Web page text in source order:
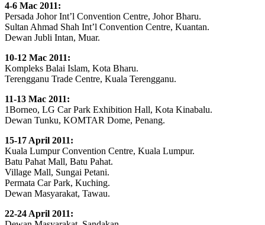
4-6 Mac 2011:
Persada Johor Int’l Convention Centre, Johor Bharu.
Sultan Ahmad Shah Int’l Convention Centre, Kuantan.
Dewan Jubli Intan, Muar.
10-12 Mac 2011:
Kompleks Balai Islam, Kota Bharu.
Terengganu Trade Centre, Kuala Terengganu.
11-13 Mac 2011:
1Borneo, LG Car Park Exhibition Hall, Kota Kinabalu.
Dewan Tunku, KOMTAR Dome, Penang.
15-17 April 2011:
Kuala Lumpur Convention Centre, Kuala Lumpur.
Batu Pahat Mall, Batu Pahat.
Village Mall, Sungai Petani.
Permata Car Park, Kuching.
Dewan Masyarakat, Tawau.
22-24 April 2011: